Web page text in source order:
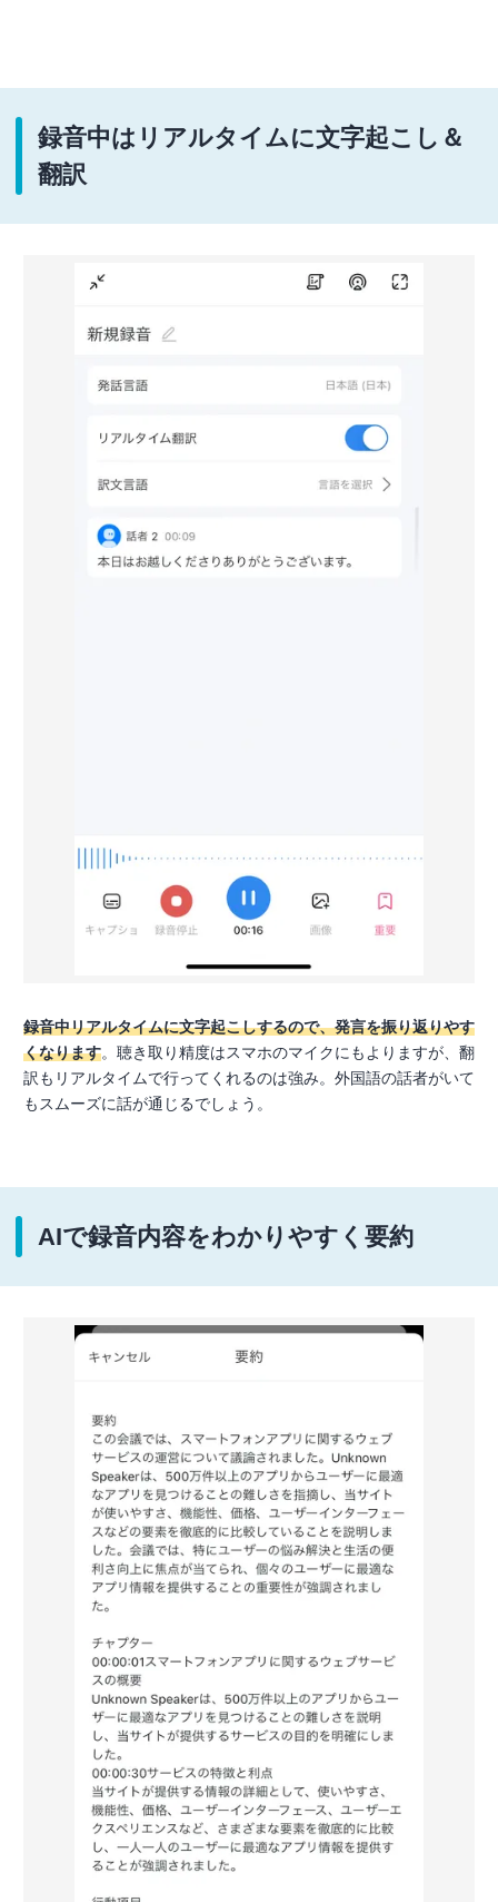
録音中はリアルタイムに文字起こし＆
翻訳
録音中リアルタイムに文字起こしするので、発言を振り返りやす
くなります。聴き取り精度はスマホのマイクにもよりますが、翻
訳もリアルタイムで行ってくれるのは強み。外国語の話者がいて
もスムーズに話が通じるでしょう。
AIで録音内容をわかりやすく要約